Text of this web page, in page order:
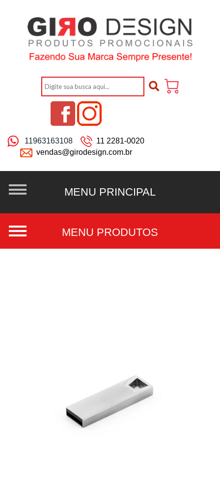
11963163108
11 2281-0020
vendas@girodesign.com.br